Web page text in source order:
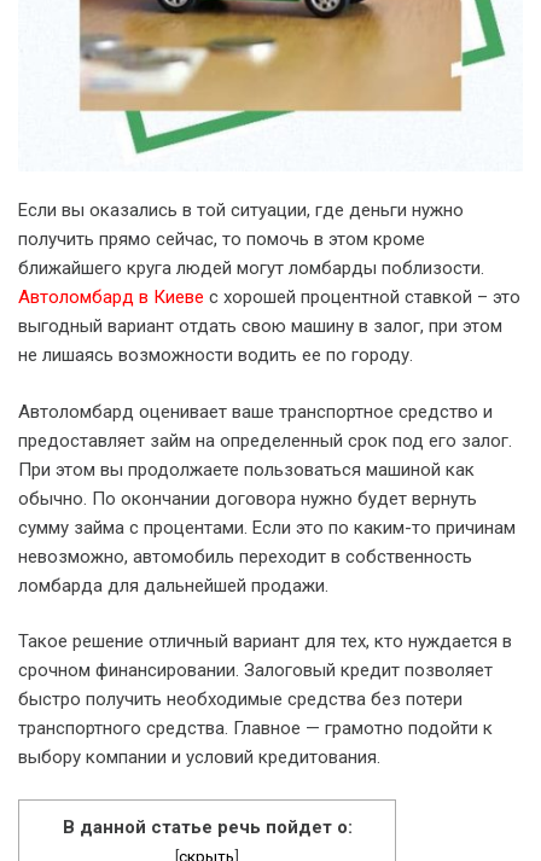
Если вы оказались в той ситуации, где деньги нужно
получить прямо сейчас, то помочь в этом кроме
ближайшего круга людей могут ломбарды поблизости.
Автоломбард в Киеве с хорошей процентной ставкой – это
выгодный вариант отдать свою машину в залог, при этом
не лишаясь возможности водить ее по городу.
Автоломбард оценивает ваше транспортное средство и
предоставляет займ на определенный срок под его залог.
При этом вы продолжаете пользоваться машиной как
обычно. По окончании договора нужно будет вернуть
сумму займа с процентами. Если это по каким-то причинам
невозможно, автомобиль переходит в собственность
ломбарда для дальнейшей продажи.
Такое решение отличный вариант для тех, кто нуждается в
срочном финансировании. Залоговый кредит позволяет
быстро получить необходимые средства без потери
транспортного средства. Главное — грамотно подойти к
выбору компании и условий кредитования.
В данной статье речь пойдет о:
[скрыть]